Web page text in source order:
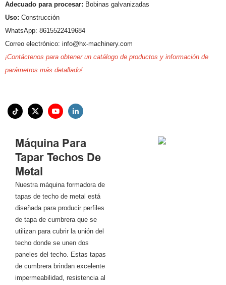
Adecuado para procesar: Bobinas galvanizadas
Uso: Construcción
WhatsApp: 8615522419684
Correo electrónico: info@hx-machinery.com
¡Contáctenos para obtener un catálogo de productos y información de
parámetros más detallado!
Máquina Para
Tapar Techos De
Metal
Nuestra máquina formadora de
tapas de techo de metal está
diseñada para producir perfiles
de tapa de cumbrera que se
utilizan para cubrir la unión del
techo donde se unen dos
paneles del techo. Estas tapas
de cumbrera brindan excelente
impermeabilidad, resistencia al